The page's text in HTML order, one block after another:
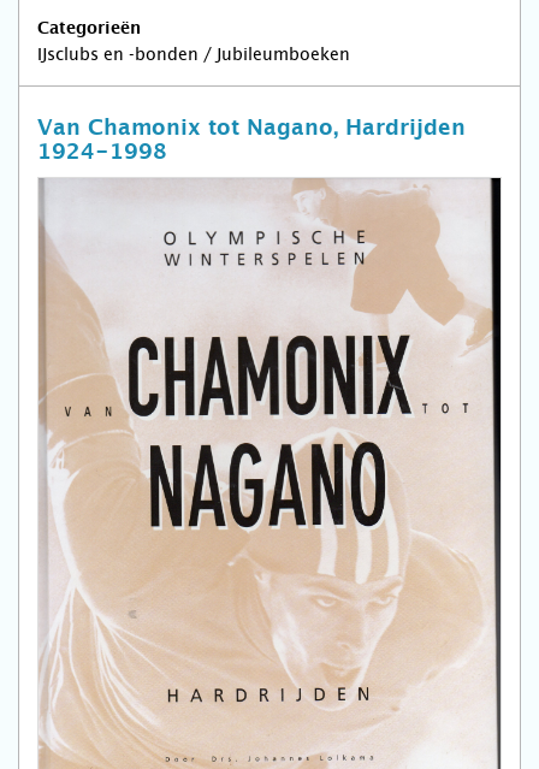
Categorieën
IJsclubs en -bonden / Jubileumboeken
Van Chamonix tot Nagano, Hardrijden
1924-1998